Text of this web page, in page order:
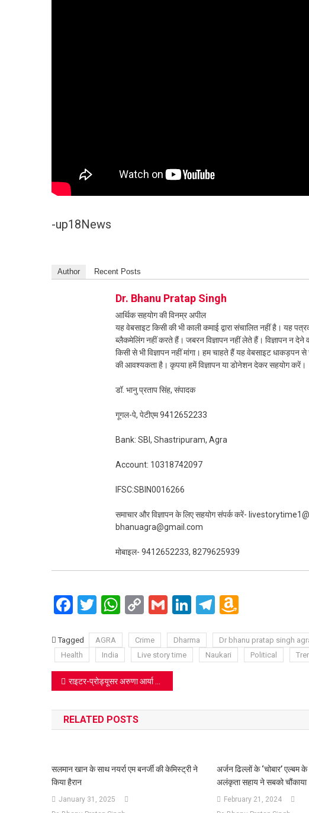
-up18News
Author Recent Posts
Dr. Bhanu Pratap Singh
आर्थिक सहयोग की विनम्र अपील
यह वेबसाइट किसी की भी काली कमाई द्वारा संचालित नहीं है। यह
ब्लैकमेलिंग नहीं करते हैं। जबरन विज्ञापन नहीं लेते हैं। विज्ञापन न
किसी से भी विज्ञापन नहीं मांगा। हम चाहते हैं यह वेबसाइट
की आवश्यकता है। कृपया हमें विज्ञापन या डोनेशन देकर सहयोग करें।
डॉ. भानु प्रताप सिंह, संपादक
गूगल-पे, पेटीएम 9412652233
Bank: SBI, Shastripuram, Agra
Account: 10318742097
IFSC:SBIN0016266
समाचार और विज्ञापन के लिए सहयोग संपर्क करें-
bhanuagra@gmail.com
मोबाइल- 9412652233, 8279625939
Facebook
Twitter
WhatsApp
CopyGmailLinkedIn
Telegram
List
Tagged AGRA Crime Dharma Dr bhanu pratap singh
Health
India Live story time Naukari Political
Post
navigation
राइटर-प्रोड्यूसर अरुणा आर्या गुप्ता का खूबसूरत ट्रैक ‘ऐ चाँद’ 8 अगस्त को रिलीज़ होगा
RELATED POSTS
सलमान खान के साथ नयर्रा एम बनर्जी की केमिस्ट्री ने
किया हैरान
January 31, 2025
अर्जन ढिल्लों के ‘चोबार’ एल्बम
अलंकृता सहाय ने सबको चौंकाया
February 21, 2024